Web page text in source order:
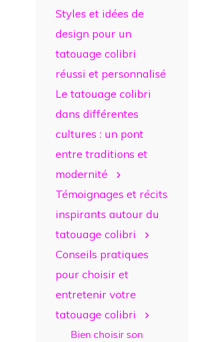
Styles et idées de
design pour un
tatouage colibri
réussi et personnalisé
Le tatouage colibri
dans différentes
cultures : un pont
entre traditions et
modernité
Témoignages et récits
inspirants autour du
tatouage colibri
Conseils pratiques
pour choisir et
entretenir votre
tatouage colibri
Bien choisir son